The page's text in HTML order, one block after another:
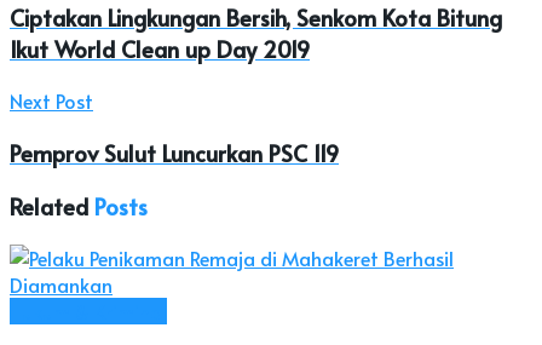
Ciptakan Lingkungan Bersih, Senkom Kota Bitung
Ikut World Clean up Day 2019
Next Post
Pemprov Sulut Luncurkan PSC 119
Related Posts